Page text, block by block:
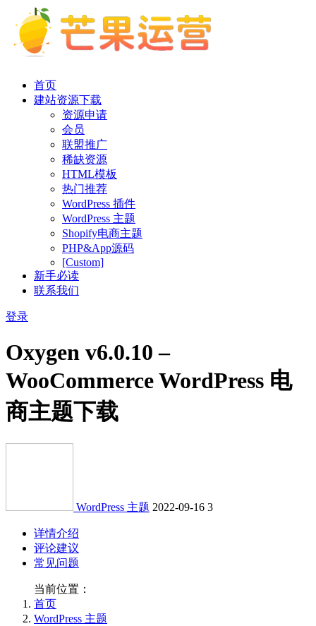
首页
建站资源下载
资源申请
会员
联盟推广
稀缺资源
HTML模板
热门推荐
WordPress 插件
WordPress 主题
Shopify电商主题
PHP&App源码
[Custom]
新手必读
联系我们
登录
Oxygen v6.0.10 –
WooCommerce WordPress 电
商主题下载
WordPress 主题 2022-09-16 3
详情介绍
评论建议
常见问题
当前位置：
首页
WordPress 主题